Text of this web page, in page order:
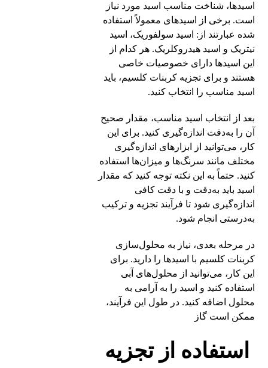
اسیدها، شناخت مناسب اسید مورد نیاز
است. برخی از اسیدهای معمولاً استفاده
شده عبارتند از: اسید سولفوریک، اسید
نیتریک و اسید هیدروکلریک. هر کدام از
این اسیدها دارای خصوصیات خاصی
هستند و برای تجزیه کربنات کلسیم، باید
اسید مناسب را انتخاب کنید.
بعد از انتخاب اسید مناسب، مقدار صحیح
آن را به‌دقت اندازه‌گیری کنید. برای این
کار، می‌توانید از ابزارهای اندازه‌گیری
مختلف مانند سرنگ‌ها و میزان‌ها استفاده
کنید. حتماً به این نکته توجه کنید که مقدار
اسید باید به‌دقت و با دقت کافی
اندازه‌گیری شود تا فرآیند تجزیه و ترکیب
به‌درستی انجام شود.
در مرحله بعدی، نیاز به محلول‌سازی
کربنات کلسیم با اسیدها را دارید. برای
این کار، می‌توانید از محلول‌های آبی
استفاده کنید و اسید را به آرامی به
محلول اضافه کنید. در طول این فرآیند،
ممکن است گاز
استفاده از تجزیه